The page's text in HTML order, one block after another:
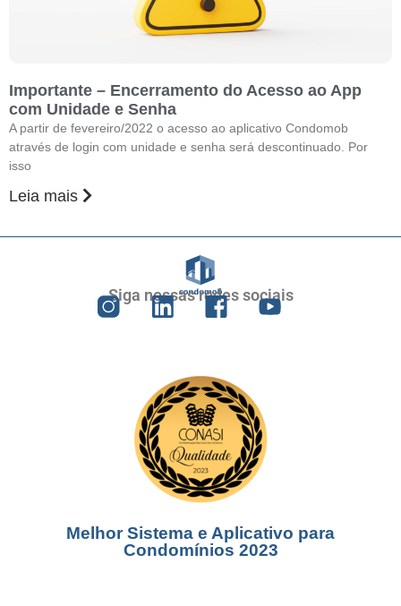
Importante – Encerramento do Acesso ao App
com Unidade e Senha
A partir de fevereiro/2022 o acesso ao aplicativo Condomob
através de login com unidade e senha será descontinuado. Por
isso
Leia mais
Siga nossas redes sociais
Melhor Sistema e Aplicativo para
Condomínios 2023